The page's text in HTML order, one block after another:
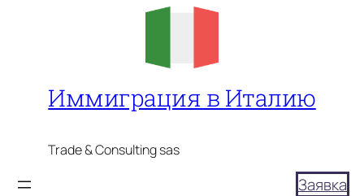
Иммиграция в Италию
Trade & Consulting sas
Заявка